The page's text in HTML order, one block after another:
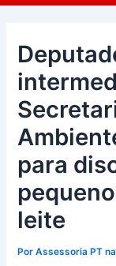
para
leite
PorAssessoria PT